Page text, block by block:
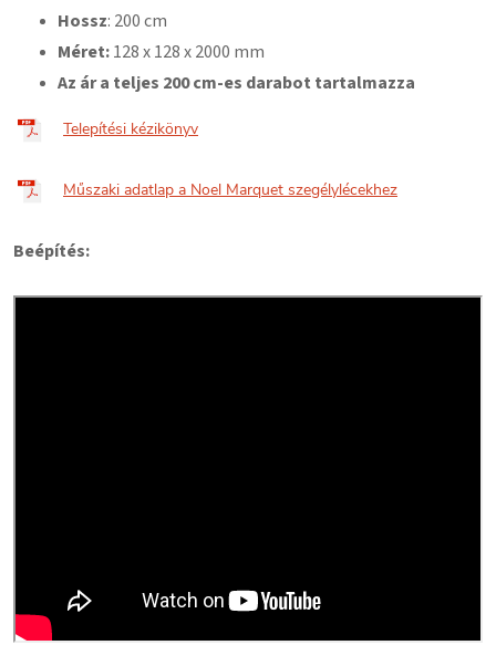
Hossz: 200 cm
Méret:128x 128 x 2000 mm
Az ár a teljes 200 cm-es darabot tartalmazza
Telepítési kézikönyv
Műszaki adatlap a Noel Marquet szegélylécekhez
Beépítés: